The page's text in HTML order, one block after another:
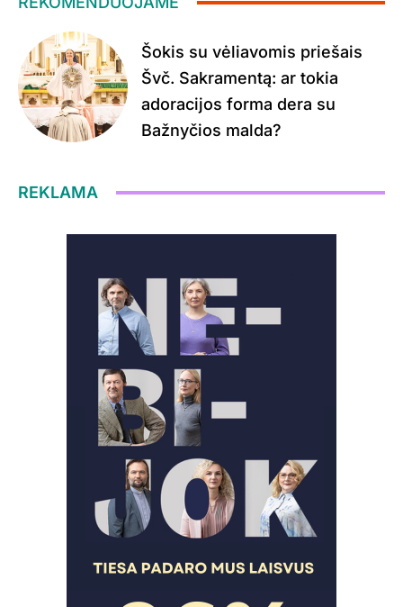
Šokis su vėliavomis priešais
Švč. Sakramentą: ar tokia
adoracijos forma dera su
Bažnyčios malda?
REKLAMA